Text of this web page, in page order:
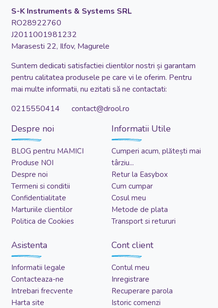
S-K Instruments & Systems SRL
RO28922760
J2011001981232
Marasesti 22, Ilfov, Magurele
Suntem dedicati satisfactiei clientilor nostri și garantam
pentru calitatea produsele pe care vi le oferim. Pentru
mai multe informatii, nu ezitati să ne contactati:
0215550414 contact@drool.ro
Despre noi
BLOG pentru MAMICI
Produse NOI
Despre noi
Termeni si conditii
Confidentialitate
Marturiile clientilor
Politica de Cookies
Informatii Utile
Cumperi acum, plătești mai
târziu...
Retur la Easybox
Cum cumpar
Cosul meu
Metode de plata
Transport si retururi
Asistenta
Informatii legale
Contacteaza-ne
Intrebari frecvente
Harta site
Cont client
Contul meu
Inregistrare
Recuperare parola
Istoric comenzi